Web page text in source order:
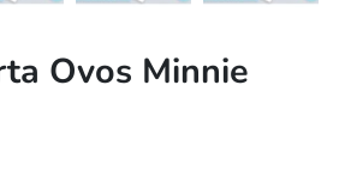
Ovos Minnie